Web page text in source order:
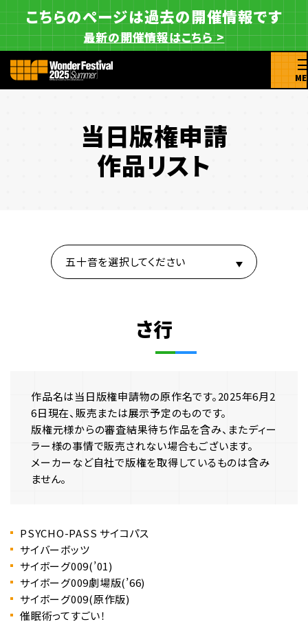
こちらのページは過去の開催情報です
最新の開催情報はこちら >
当日版権申請
作品リスト
五十音を選択してください
さ行
作品名は当日版権申請物の原作名です。2025年6月2
6日現在、販売または展示予定のものです。
版権元様からの審査結果待ち作品を含み、またディー
ラー様の事情で販売されない場合もございます。
メーカーなど自社で版権を取得しているものは含み
ません。
PSYCHO-PASS サイコパス
サイバーボッツ
サイボーグ009(’01)
サイボーグ009劇場版(’66)
サイボーグ009(原作版)
催眠術ってすごい！